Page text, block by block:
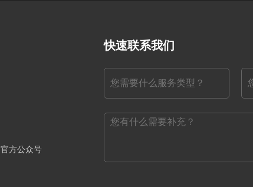
官方公众号
快速联系我们